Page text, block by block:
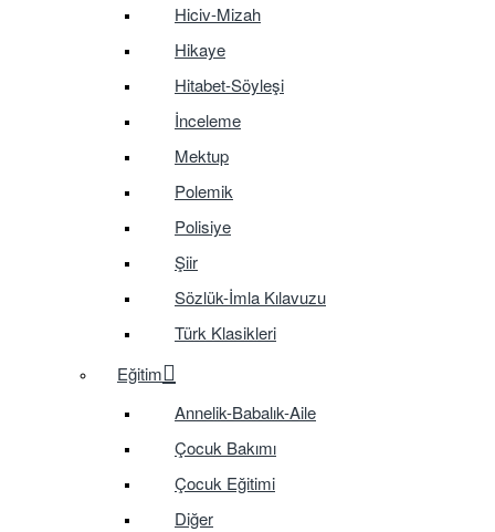
Hiciv-Mizah
Hikaye
Hitabet-Söyleşi
İnceleme
Mektup
Polemik
Polisiye
Şiir
Sözlük-İmla Kılavuzu
Türk Klasikleri
Eğitim
Annelik-Babalık-Aile
Çocuk Bakımı
Çocuk Eğitimi
Diğer